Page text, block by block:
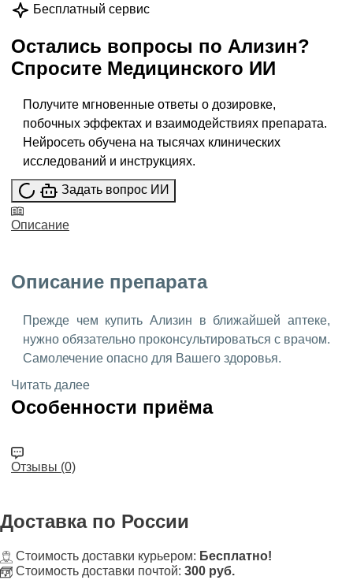
Бесплатный сервис
Остались вопросы по Ализин?
Спросите Медицинского ИИ
Получите мгновенные ответы о дозировке,
побочных эффектах и взаимодействиях препарата.
Нейросеть обучена на тысячах клинических
исследований и инструкциях.
Задать вопрос ИИ
Описание
Описание препарата
Прежде чем купить Ализин в ближайшей аптеке,
нужно обязательно проконсультироваться с врачом.
Самолечение опасно для Вашего здоровья.
Читать далее
Особенности приёма
Отзывы (0)
Доставка по России
Стоимость доставки курьером: Бесплатно!
Стоимость доставки почтой: 300 руб.